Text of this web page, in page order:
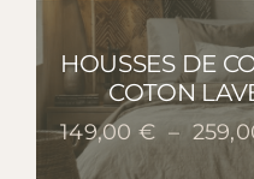
HOUSSES DE
COTON
149,00 € –